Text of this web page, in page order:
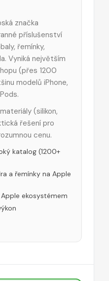
značka
příslušenství
řemínky,
Vyniká největším
(přes 1200
modelů iPhone,
(silikon,
řešení pro
cenu.
katalog (1200+
a řemínky na Apple
ekosystémem